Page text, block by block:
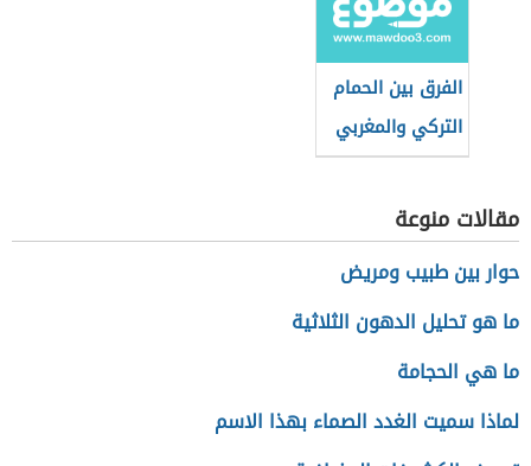
الفرق بين الحمام
التركي والمغربي
مقالات منوعة
حوار بين طبيب ومريض
ما هو تحليل الدهون الثلاثية
ما هي الحجامة
لماذا سميت الغدد الصماء بهذا الاسم